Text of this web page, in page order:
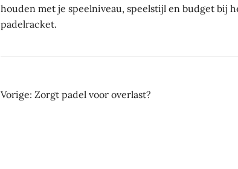
houden met je speelniveau, speelstijl en budget bij
padelracket.
Bericht
Vorige: Zorgt padel voor overlast?